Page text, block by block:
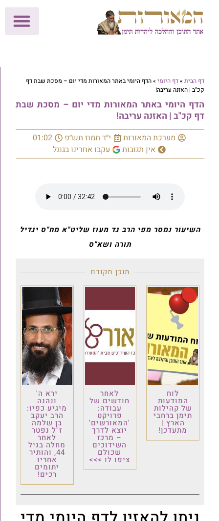
דף הבית »דף היומי »הדף היומי באתר המאורות מדי יום – מסכת שבת דף
קכ"ב | האזנה עריבה!
הדף היומי באתר המאורות מדי יום – מסכת שבת
דף קכ"ב | האזנה עריבה!
מערכת המאורות י״ד תמוז תש״פ
01:02
אין תגובות
עקבו אחרינו בגוגל
השיעור נמסר מפי הרב גד מעוז שליט"א מח"ס יגדיל
תורה ושא"ס
תוכן מקודם
לוח
המודעות
של קהילות
תימן ברחבי
הארץ |
מתעדכן!
לאחר
חודשים של
עבודה:
פרויקט
'המאורשים'
יוצא לדרך
– מרכז
השידוכים
שכולם
ציפו לו >>>
ירא ה'
ונהנה
מיגיע כפיו:
הרב יעקב
בן שלמה
ז"ל נפטר
לאחר
מחלה בגיל
44, והותיר
אחריו
יתומים
רכים!